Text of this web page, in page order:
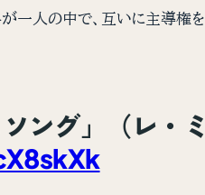
一人の中で、互いに主導権
ング」（レ・ミ